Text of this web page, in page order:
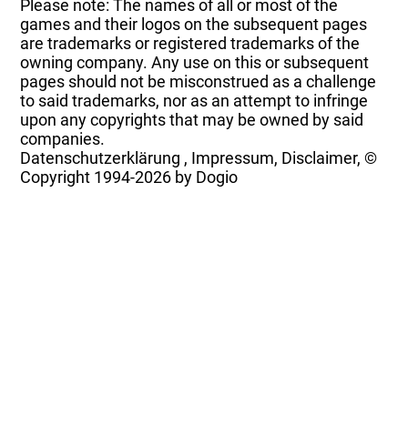
Please note: The names of all or most of the
games and their logos on the subsequent pages
are trademarks or registered trademarks of the
owning company. Any use on this or subsequent
pages should not be misconstrued as a challenge
to said trademarks, nor as an attempt to infringe
upon any copyrights that may be owned by said
companies.
Datenschutzerklärung , Impressum, Disclaimer, ©
Copyright 1994-2026 by Dogio